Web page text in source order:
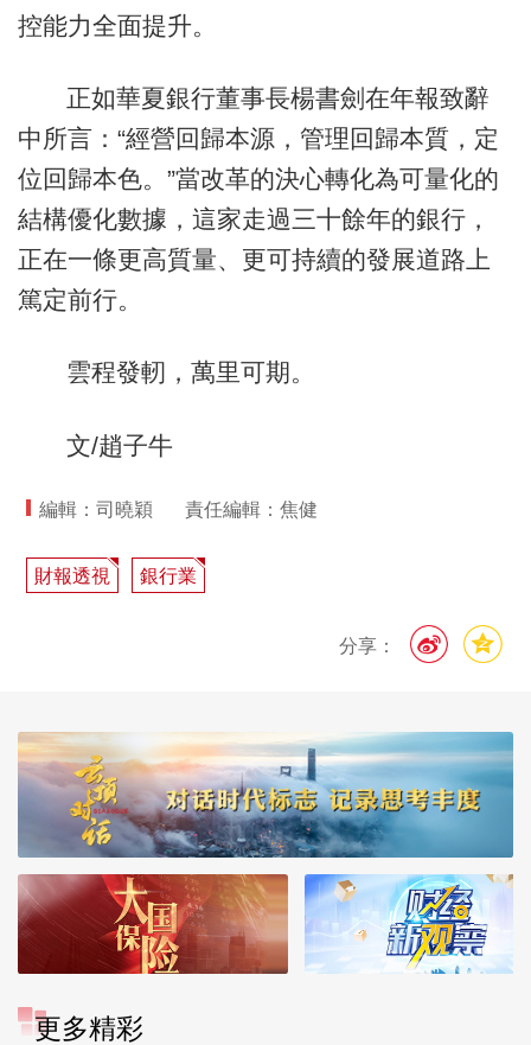
控能力全面提升。
正如華夏銀行董事長楊書劍在年報致辭
中所言：“經營回歸本源，管理回歸本質，定
位回歸本色。”當改革的決心轉化為可量化的
結構優化數據，這家走過三十餘年的銀行，
正在一條更高質量、更可持續的發展道路上
篤定前行。
雲程發軔，萬里可期。
文/趙子牛
編輯：司曉穎 責任編輯：焦健
財報透視 銀行業
分享：
更多精彩